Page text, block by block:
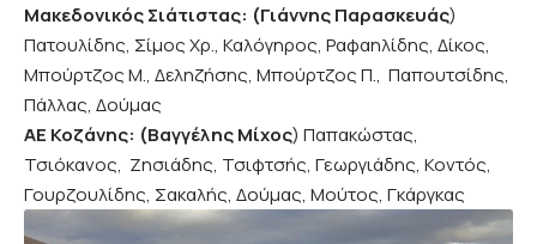
Μακεδονικός Σιάτιστας: (Γιάννης Παρασκευάς)
Πατουλίδης, Σίμος Χρ., Καλόγηρος, Ραφαηλίδης, Δίκος,
Μπούρτζος Μ., Δεληζήσης, Μπούρτζος Π., Παπουτσίδης,
Πάλλας, Δούμας
ΑΕ Κοζάνης: (Βαγγέλης Μίχος) Παπακώστας,
Τσιόκανος, Ζησιάδης, Τσιφτσής, Γεωργιάδης, Κοντός,
Γουρζουλίδης, Σακαλής, Δούμας, Μούτος, Γκάργκας